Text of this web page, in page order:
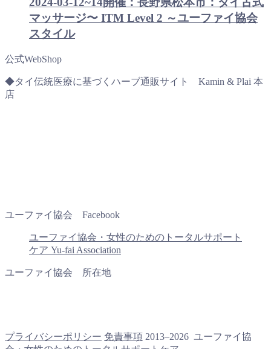
マッサージ〜 ITM Level 2 ～ユーファイ協会
スタイル
公式WebShop
◆タイ伝統医療に基づくハーブ通販サイト Kamin & Plai 本
店
ユーファイ協会 Facebook
ユーファイ協会・女性のためのトータルサポート
ケア Yu-fai Association
ユーファイ協会 所在地
プライバシーポリシー 免責事項 2013–2026 ユーファイ協